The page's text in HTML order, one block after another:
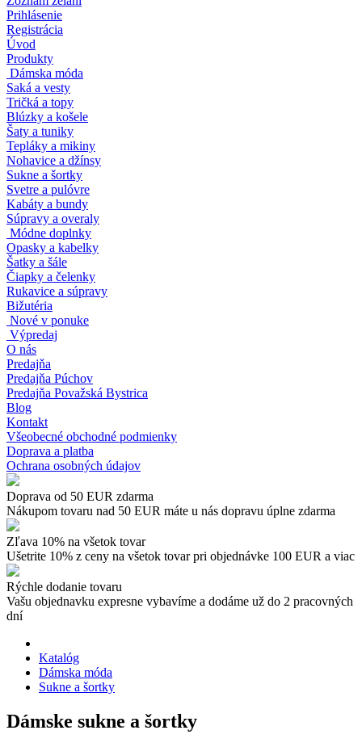
Prihlásenie
Registrácia
Úvod
Produkty
Dámska móda
Saká a vesty
Tričká a topy
Blúzky a košele
Šaty a tuniky
Tepláky a mikiny
Nohavice a džínsy
Sukne a šortky
Svetre a pulóvre
Kabáty a bundy
Súpravy a overaly
Módne doplnky
Opasky a kabelky
Šatky a šále
Čiapky a čelenky
Rukavice a súpravy
Bižutéria
Nové v ponuke
Výpredaj
O nás
Predajňa
Predajňa Púchov
Predajňa Považská Bystrica
Blog
Kontakt
Všeobecné obchodné podmienky
Doprava a platba
Ochrana osobných údajov
Doprava od 50 EUR zdarma
Nákupom tovaru nad 50 EUR máte u nás dopravu úplne zdarma
Zľava 10% na všetok tovar
Ušetrite 10% z ceny na všetok tovar pri objednávke 100 EUR a viac
Rýchle dodanie tovaru
Vašu objednavku expresne vybavíme a dodáme už do 2 pracovných
dní
Katalóg
Dámska móda
Sukne a šortky
Dámske sukne a šortky